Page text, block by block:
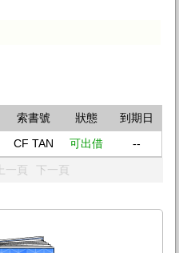
索書號 狀態
到期日
CF TAN 可出借 --
上一頁 下一頁